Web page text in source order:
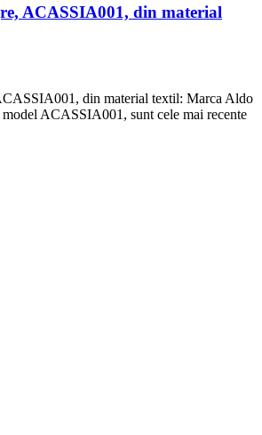
ACASSIA001, din material
din material textil: Marca Aldo
ACASSIA001, sunt cele mai recente